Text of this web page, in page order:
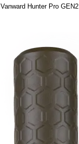
Vanward Hunter Pro GEN2